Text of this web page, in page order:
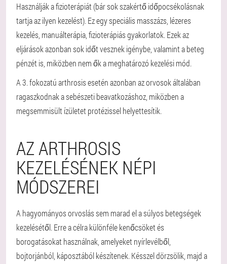
Használják a fizioterápiát (bár sok szakértő időpocsékolásnak
tartja az ilyen kezelést). Ez egy speciális masszázs, lézeres
kezelés, manuálterápia, fizioterápiás gyakorlatok. Ezek az
eljárások azonban sok időt vesznek igénybe, valamint a beteg
pénzét is, miközben nem ők a meghatározó kezelési mód.
A 3. fokozatú arthrosis esetén azonban az orvosok általában
ragaszkodnak a sebészeti beavatkozáshoz, miközben a
megsemmisült ízületet protézissel helyettesítik.
AZ ARTHROSIS
KEZELÉSÉNEK NÉPI
MÓDSZEREI
A hagyományos orvoslás sem marad el a súlyos betegségek
kezelésétől. Erre a célra különféle kenőcsöket és
borogatásokat használnak, amelyeket nyírlevélből,
bojtorjánból, káposztából készítenek. Késszel dörzsölik, majd a